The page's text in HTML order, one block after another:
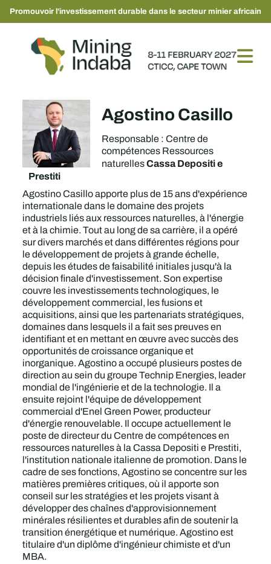
Promouvoir l'investissement durable dans le secteur minier africain
Agostino Casillo
Responsable : Centre de
compétences Ressources
naturellesCassa Depositi e
Prestiti
Agostino Casillo apporte plus de 15 ans d'expérience
internationale dans le domaine des projets
industriels liés aux ressources naturelles, à l'énergie
et à la chimie. Tout au long de sa carrière, il a opéré
sur divers marchés et dans différentes régions pour
le développement de projets à grande échelle,
depuis les études de faisabilité initiales jusqu'à la
décision finale d'investissement. Son expertise
couvre les investissements technologiques, le
développement commercial, les fusions et
acquisitions, ainsi que les partenariats stratégiques,
domaines dans lesquels il a fait ses preuves en
identifiant et en mettant en œuvre avec succès des
opportunités de croissance organique et
inorganique. Agostino a occupé plusieurs postes de
direction au sein du groupe Technip Energies, leader
mondial de l'ingénierie et de la technologie. Il a
ensuite rejoint l'équipe de développement
commercial d'Enel Green Power, producteur
d'énergie renouvelable. Il occupe actuellement le
poste de directeur du Centre de compétences en
ressources naturelles à la Cassa Depositi e Prestiti,
l'institution nationale italienne de promotion. Dans le
cadre de ses fonctions, Agostino se concentre sur les
matières premières critiques, où il apporte son
conseil sur les stratégies et les projets visant à
développer des chaînes d'approvisionnement
minérales résilientes et durables afin de soutenir la
transition énergétique et numérique. Agostino est
titulaire d'un diplôme d'ingénieur chimiste et d'un
MBA.